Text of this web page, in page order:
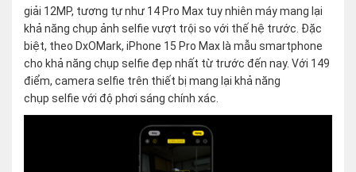
giải 12MP, tương tự như 14 Pro Max tuy nhiên máy mang lại
khả năng chụp ảnh selfie vượt trội so với thế hệ trước. Đặc
biệt, theo DxOMark, iPhone 15 Pro Max là mẫu smartphone
cho khả năng chụp selfie đẹp nhất từ trước đến nay. Với 149
điểm, camera selfie trên thiết bị mang lại khả năng
chụp selfie với độ phơi sáng chính xác.